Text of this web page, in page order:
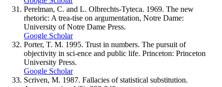
Perelman, C. and L. Olbrechts-Tyteca. 1969. The new
rhetoric: A trea-tise on argumentation, Notre Dame:
University of Notre Dame Press.
Google Scholar
Porter, T. M. 1995. Trust in numbers. The pursuit of
objectivity in sci-ence and public life. Princeton: Princeton
University Press.
Google Scholar
Scriven, M. 1987. Fallacies of statistical substitution.